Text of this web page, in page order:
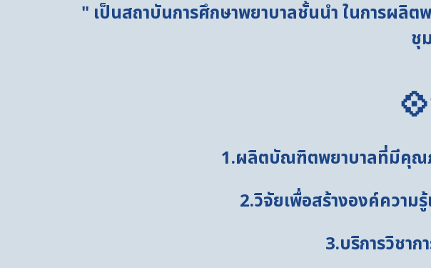
" เป็นสถาบันการศึกษาพยาบาลชั้นนำ ในการผลิต
ชุ
💠
1.ผลิตบัณฑิตพยาบาลที่มีคุณ
2.วิจัยเพื่อสร้างองค์ความ
3.บริการวิชา